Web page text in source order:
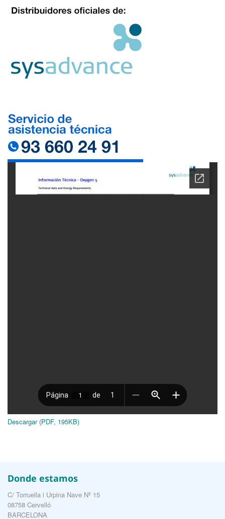
Descargar (PDF, 195KB)
Donde estamos
C/ Torruella i Urpina Nave Nº 15
08758 Cervelló
BARCELONA